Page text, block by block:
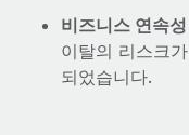
비즈니스 연속
이탈의 리스크
되었습니다.